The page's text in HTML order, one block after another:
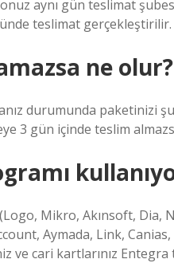
aynı gün teslimat
teslimat gerçekleştirilir.
ne olur?
durumunda paketinizi
3 gün içinde teslim
Mikro, Akınsoft, Dia,
Aymada, Link,
cari kartlarınız Entegra